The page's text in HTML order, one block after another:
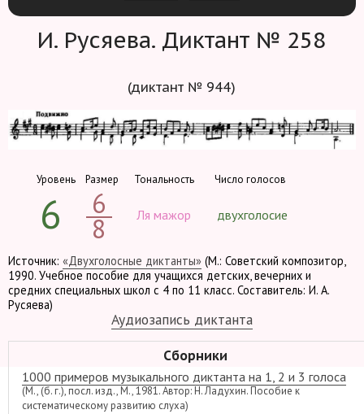
И. Русяева. Диктант № 258
(диктант № 944)
Уровень
6
Размер
6
8
Тональность
Ля мажор
Число голосов
двухголосие
Источник: «Двухголосные диктанты» (М.: Советский композитор,
1990. Учебное пособие для учащихся детских, вечерних и
средних специальных школ с 4 по 11 класс. Составитель: И. А.
Русяева)
Аудиозапись диктанта
Сборники
1000 примеров музыкального диктанта на 1, 2 и 3 голоса
(М., (б. г.), посл. изд., М., 1981. Автор: Н. Ладухин. Пособие к
систематическому развитию слуха)